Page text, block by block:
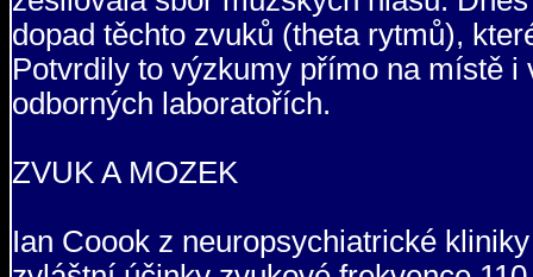
dopad těchto zvuků (theta rytmů),
Potvrdily to výzkumy přímo na místě
odborných laboratořích.
ZVUK A MOZEK
Ian Coook z neuropsychiatrické